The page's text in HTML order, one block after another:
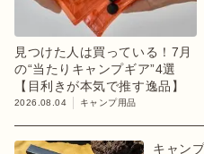
見つけた人は買っている！7月
の“当たりキャンプギア”4選
【目利きが本気で推す逸品】
2026.08.04 キャンプ用品
キャン